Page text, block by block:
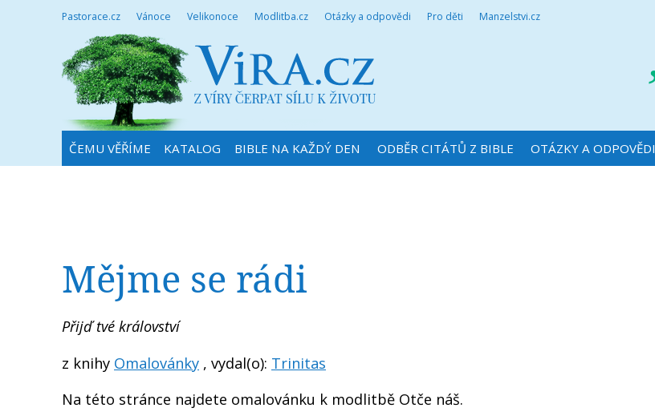
Pastorace.cz Vánoce Velikonoce Modlitba.cz Otázky a odpovědi Pro děti Manzelstvi.cz
ČEMU VĚŘÍME KATALOG BIBLE NA KAŽDÝ DEN ODBĚR CITÁTŮ Z BIBLE OTÁZKY A ODPOVĚDI
Mějme se rádi
Přijď tvé království
z knihy Omalovánky , vydal(o): Trinitas
Na této stránce najdete omalovánku k modlitbě Otče náš.